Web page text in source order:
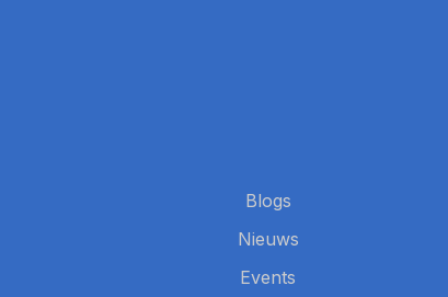
Blogs
Nieuws
Events